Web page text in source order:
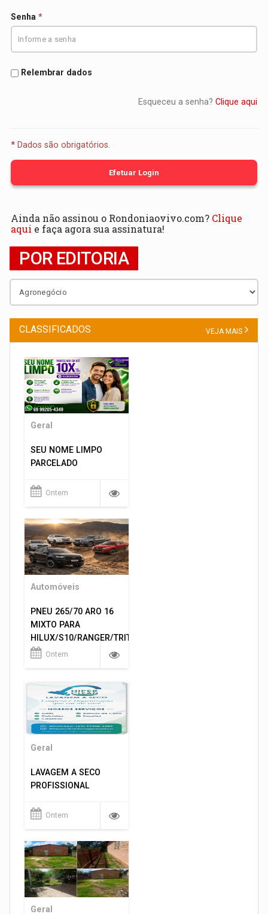
Senha*
Relembrar dados
Esqueceu a senha? Clique aqui
* Dados são obrigatórios.
Efetuar Login
Ainda não assinou o Rondoniaovivo.com? Clique
aqui e faça agora sua assinatura!
POR EDITORIA
CLASSIFICADOS VEJA MAIS
Geral
SEU NOME LIMPO
PARCELADO
Ontem
Automóveis
PNEU 265/70 ARO 16
MIXTO PARA
HILUX/S10/RANGER/TRITON
ETC... MONTAGEM
Ontem
Geral
LAVAGEM A SECO
PROFISSIONAL
Ontem
Geral